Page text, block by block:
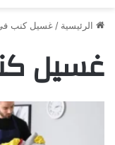
الرئيسية / غسيل كنب في
غسيل